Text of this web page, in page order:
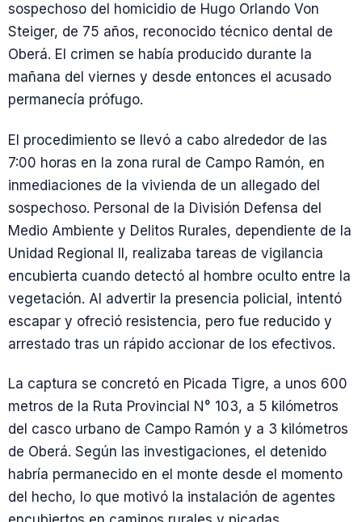
sospechoso del homicidio de Hugo Orlando Von
Steiger, de 75 años, reconocido técnico dental de
Oberá. El crimen se había producido durante la
mañana del viernes y desde entonces el acusado
permanecía prófugo.
El procedimiento se llevó a cabo alrededor de las
7:00 horas en la zona rural de Campo Ramón, en
inmediaciones de la vivienda de un allegado del
sospechoso. Personal de la División Defensa del
Medio Ambiente y Delitos Rurales, dependiente de la
Unidad Regional II, realizaba tareas de vigilancia
encubierta cuando detectó al hombre oculto entre la
vegetación. Al advertir la presencia policial, intentó
escapar y ofreció resistencia, pero fue reducido y
arrestado tras un rápido accionar de los efectivos.
La captura se concretó en Picada Tigre, a unos 600
metros de la Ruta Provincial N° 103, a 5 kilómetros
del casco urbano de Campo Ramón y a 3 kilómetros
de Oberá. Según las investigaciones, el detenido
habría permanecido en el monte desde el momento
del hecho, lo que motivó la instalación de agentes